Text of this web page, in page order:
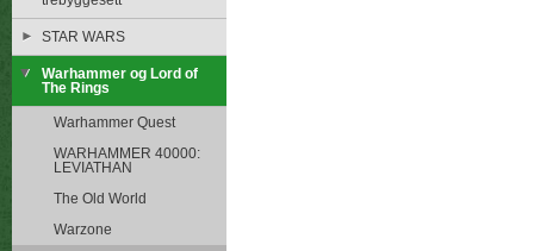
STAR WARS
Warhammer og Lord of
The Rings
Warhammer Quest
WARHAMMER 40000:
LEVIATHAN
The Old World
Warzone